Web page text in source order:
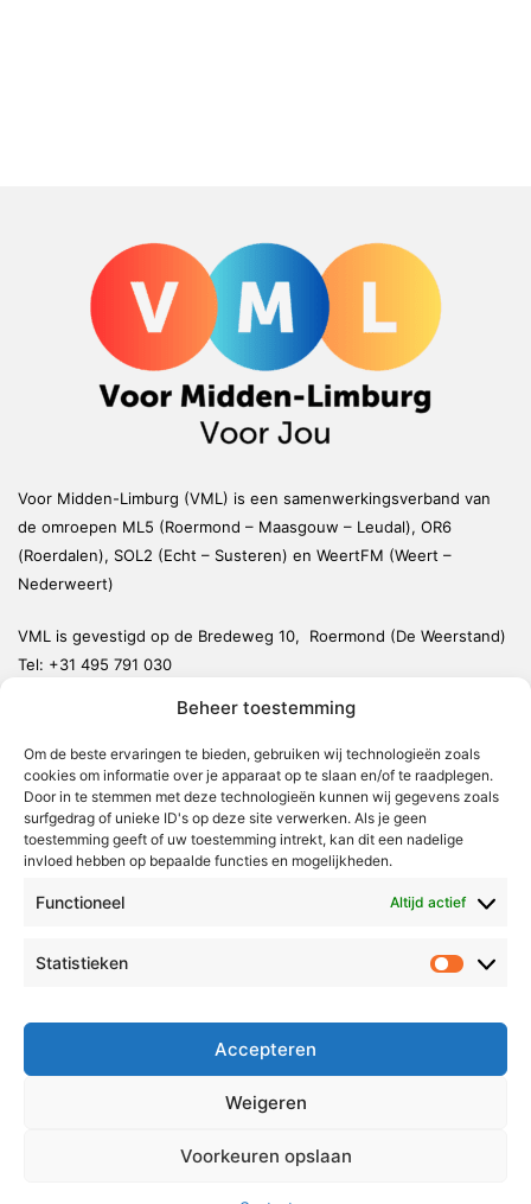
Beheer toestemming
Om de beste ervaringen te bieden, gebruiken wij technologieën zoals
cookies om informatie over je apparaat op te slaan en/of te raadplegen.
Door in te stemmen met deze technologieën kunnen wij gegevens zoals
surfgedrag of unieke ID's op deze site verwerken. Als je geen
toestemming geeft of uw toestemming intrekt, kan dit een nadelige
invloed hebben op bepaalde functies en mogelijkheden.
Functioneel Altijd actief
Statistieken
Accepteren
Weigeren
Voorkeuren opslaan
Voor Midden-Limburg (VML) is een samenwerkingsverband van
de omroepen ML5 (Roermond – Maasgouw – Leudal), OR6
(Roerdalen), SOL2 (Echt – Susteren) en WeertFM (Weert –
Nederweert)
VML is gevestigd op de Bredeweg 10, Roermond (De Weerstand)
Tel: +31 495 791 030
Weert
Nederweert
Leudal
Maasgouw
Echt-Susteren
Roermond
Radio & TV